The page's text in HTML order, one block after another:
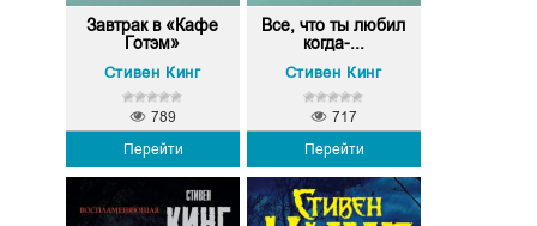
Завтрак в «Кафе
Готэм»
Стивен Кинг
Перейти
789
Все, что ты любил
когда-...
Стивен Кинг
Перейти
717